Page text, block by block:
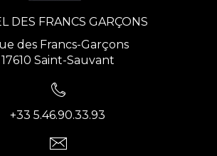
DES FRANCS GARÇONS
des Francs-Garçons
17610 Saint-Sauvant
+33 5.46.90.33.93